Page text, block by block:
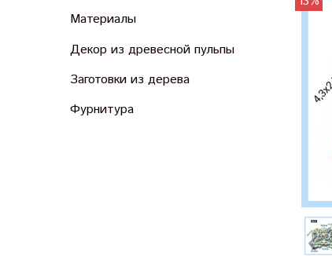
Материалы
Декор из древесной пульпы
Заготовки из дерева
Фурнитура